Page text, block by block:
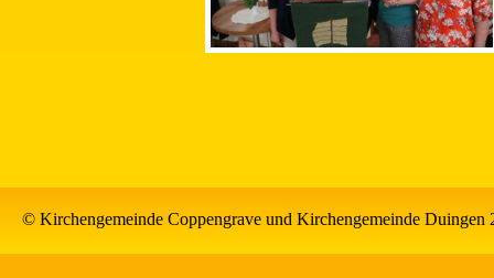
© Kirchengemeinde Coppengrave und Kirchengemeinde Duingen